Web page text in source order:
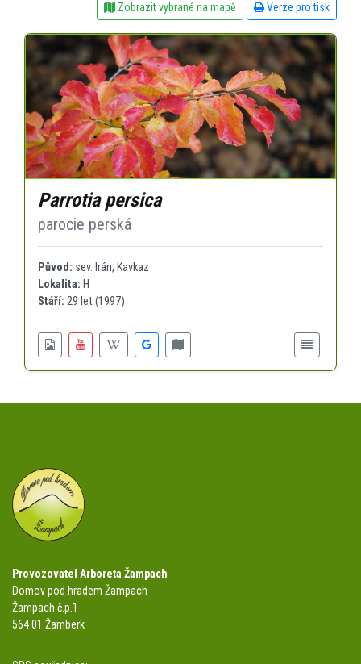
Zobrazit vybrané na mapě Verze pro tisk
Parrotia persica
parocie perská
Původ: sev. Irán, Kavkaz
Lokalita: H
Stáří: 29 let (1997)
Provozovatel Arboreta Žampach
Domov pod hradem Žampach
Žampach č.p.1
564 01 Žamberk